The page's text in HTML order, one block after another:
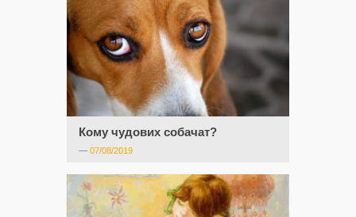
Кому чудових собачат?
— 07/08/2019